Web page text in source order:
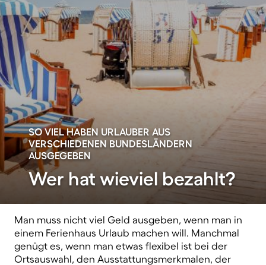
SO VIEL HABEN URLAUBER AUS
VERSCHIEDENEN BUNDESLÄNDERN
AUSGEGEBEN
Wer hat wieviel bezahlt?
Man muss nicht viel Geld ausgeben, wenn man in
einem Ferienhaus Urlaub machen will. Manchmal
genügt es, wenn man etwas flexibel ist bei der
Ortsauswahl, den Ausstattungsmerkmalen, der